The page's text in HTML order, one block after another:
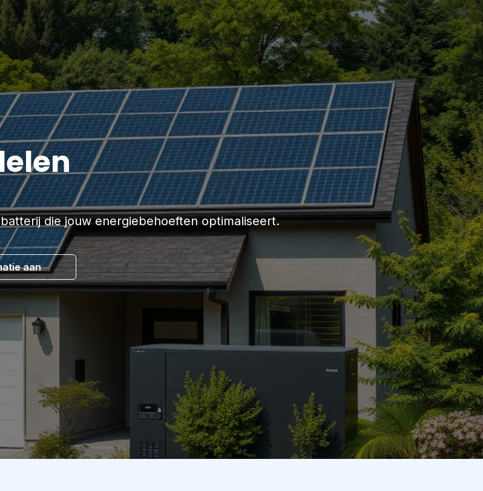
die jouw energiebehoeften optimaliseert.
aan